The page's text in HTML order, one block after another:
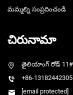
మమ్మల్ని సంప్రదించండి
చిరునామా
తైలియాంగ్ రోడ్ 11#
+86-13182442305
[email protected]